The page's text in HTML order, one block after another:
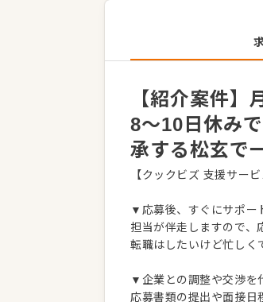
【紹介案件
8〜10日休み
承する松玄で
【クックビズ 支援サー
▼応募後、すぐにサポー
担当が伴走しますので、
転職はしたいけど忙しく
▼企業との調整や交渉を
応募書類の提出や面接日